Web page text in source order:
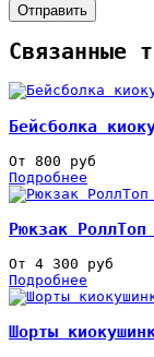
Отправить
Связанные
Бейсболка
От 800 руб
Подробнее
Рюкзак РоллТоп
От 4 300 руб
Подробнее
Шорты